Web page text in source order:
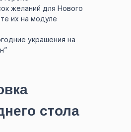
желаний для Нового
их на модуле
украшения на
стола